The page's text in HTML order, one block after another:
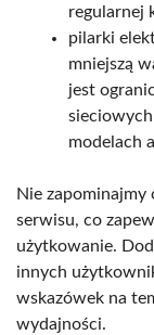
regularnej
pilarki
mniejszą
jest
modelach
Nie zapominajmy
serwisu, co
użytkowanie.
innych
wskazówek na
wydajności.